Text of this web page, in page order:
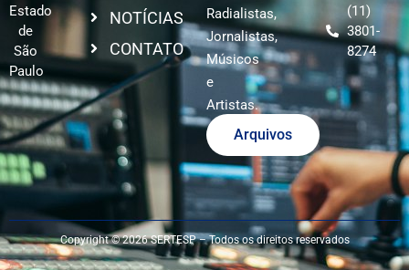
Estado
de
São
Paulo
NOTÍCIAS
CONTATO
Radialistas,
Jornalistas,
Músicos
e
Artistas.
Arquivos
(11)
3801-
8274
Copyright © 2026 SERTESP – Todos os direitos reservados